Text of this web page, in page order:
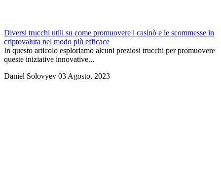
Diversi trucchi utili su come promuovere i casinò e le scommesse in
criptovaluta nel modo più efficace
In questo articolo esploriamo alcuni preziosi trucchi per promuovere
queste iniziative innovative...
Daniel Solovyev 03 Agosto, 2023